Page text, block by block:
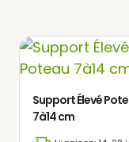
pour vos
extérieur.
matériaux
carport pour
Support Élevé
7à14 cm